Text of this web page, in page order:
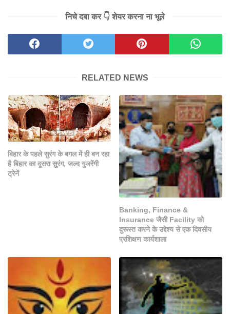
निचे दबा कर 👇 शेयर करना ना भूले
RELATED NEWS
बिहार के पहले सुरंग के बगल में ही बन रहा
है बिहार का दूसरा सुरंग, जल्द गुजरेंगी
ट्रेनें
Banking, Finance &
Insurance जैसी Facility को
दुरूस्त करने के उद्देश्य से एक दिवसीय
प्रशिक्षण कार्यशाला